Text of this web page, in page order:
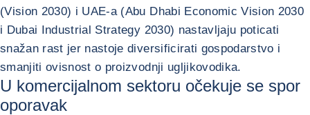
(Vision 2030) i UAE-a (Abu Dhabi Economic Vision 2030
i Dubai Industrial Strategy 2030) nastavljaju poticati
snažan rast jer nastoje diversificirati gospodarstvo i
smanjiti ovisnost o proizvodnji ugljikovodika.
U komercijalnom sektoru očekuje se spor
oporavak